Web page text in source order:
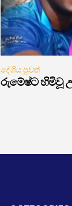
දේශීය පුවත්
රුමේෂ්ට හිමිවූ